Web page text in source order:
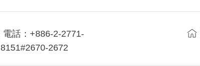
電話：+886-2-2771-
8151#2670-2672